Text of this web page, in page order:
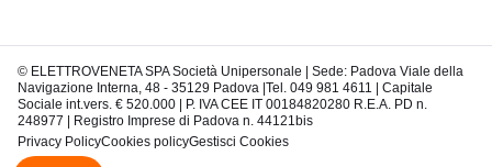
© ELETTROVENETA SPA Società Unipersonale | Sede: Padova Viale della
Navigazione Interna, 48 - 35129 Padova |Tel. 049 981 4611 | Capitale
Sociale int.vers. € 520.000 | P. IVA CEE IT 00184820280 R.E.A. PD n.
248977 | Registro Imprese di Padova n. 44121bis
Privacy PolicyCookies policyGestisci Cookies